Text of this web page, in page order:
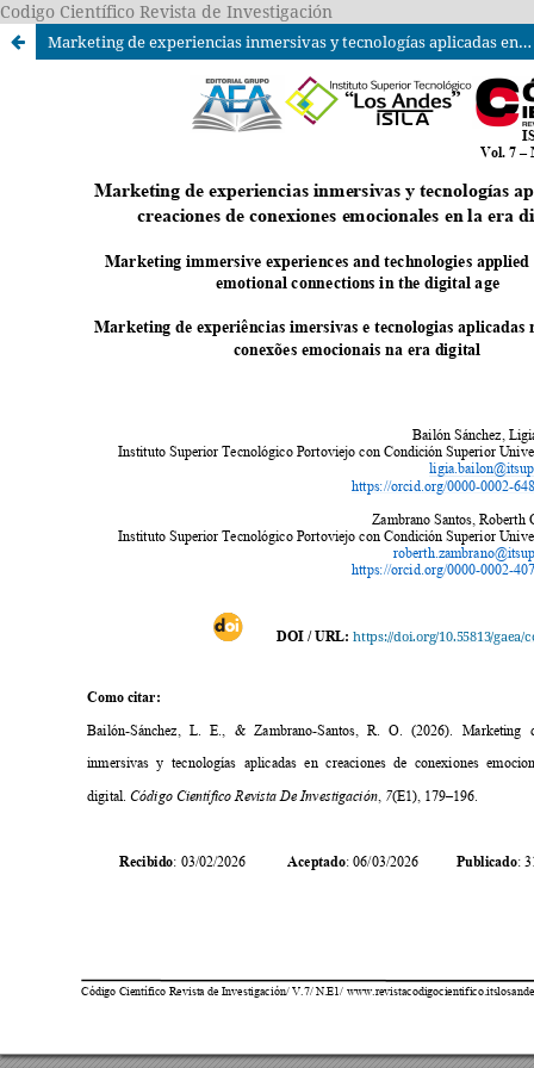
Codigo Científico Revista de Investigación
Marketing de experiencias inmersivas y tecnologías aplicadas en creaciones de conexiones emocionales en la era digital